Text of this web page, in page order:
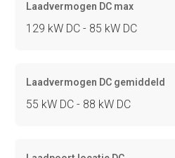
Laadvermogen DC max
129 kW DC - 85 kW DC
Laadvermogen DC gemiddeld
55 kW DC - 88 kW DC